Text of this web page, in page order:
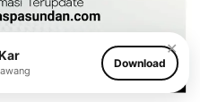
✕
Download